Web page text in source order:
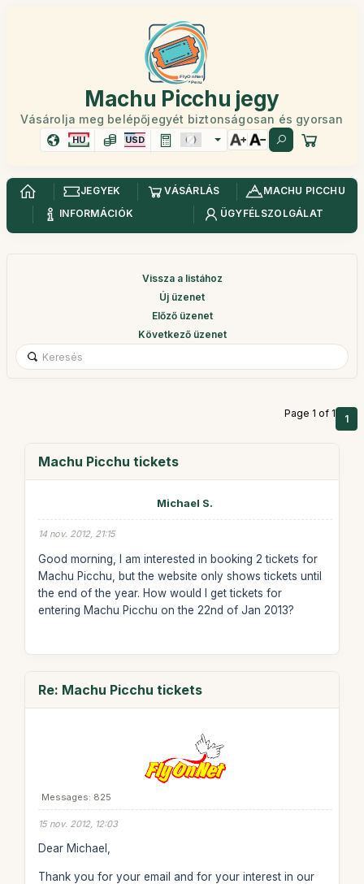
Machu Picchu jegy
Vásárolja meg belépőjegyét biztonságosan és gyorsan
HU USD
JEGYEK VÁSÁRLÁS
MACHU PICCHU
INFORMÁCIÓK
ÜGYFÉLSZOLGÁLAT
Vissza a listához
Új üzenet
Előző üzenet
Következő üzenet
Page 1 of 1 1
Machu Picchu tickets
Michael S.
14 nov. 2012, 21:15
Good morning, I am interested in booking 2 tickets for
Machu Picchu, but the website only shows tickets until
the end of the year. How would I get tickets for
entering Machu Picchu on the 22nd of Jan 2013?
Re: Machu Picchu tickets
Messages: 825
15 nov. 2012, 12:03
Dear Michael,
Thank you for your email and for your interest in our